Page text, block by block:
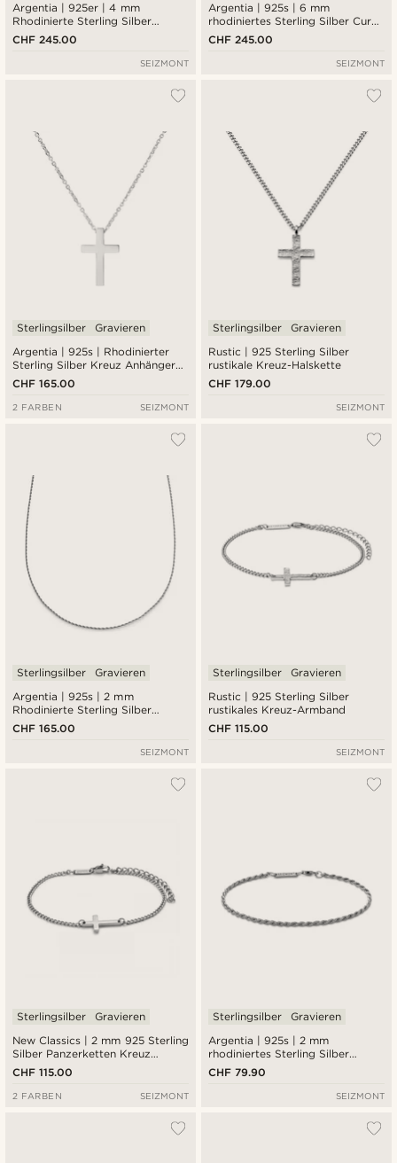
Argentia | 925er | 4 mm
Rhodinierte Sterling Silber
Fischgrätenkette Halskette
CHF 245.00
SEIZMONT
Argentia | 925s | 6 mm
rhodiniertes Sterling Silber Curb
Chain Armband
CHF 245.00
SEIZMONT
Argentia | 925s | Rhodinierter
Sterling Silber Kreuz Anhänger
Halskette
Sterlingsilber Gravieren
CHF 165.00
2 FARBEN SEIZMONT
Rustic | 925 Sterling Silber
rustikale Kreuz-Halskette
Sterlingsilber Gravieren
CHF 179.00
SEIZMONT
Argentia | 925s | 2 mm
Rhodinierte Sterling Silber
Seilkette Halskette
Sterlingsilber Gravieren
CHF 165.00
SEIZMONT
Rustic | 925 Sterling Silber
rustikales Kreuz-Armband
Sterlingsilber Gravieren
CHF 115.00
SEIZMONT
New Classics | 2 mm 925 Sterling
Silber Panzerketten Kreuz
Armband
Sterlingsilber Gravieren
CHF 115.00
2 FARBEN SEIZMONT
Argentia | 925s | 2 mm
rhodiniertes Sterling Silber
Seilkettenarmband
Sterlingsilber Gravieren
CHF 79.90
SEIZMONT